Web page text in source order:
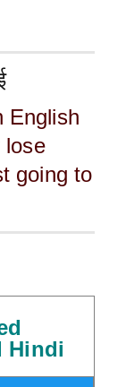
English
lose
going to
Hindi